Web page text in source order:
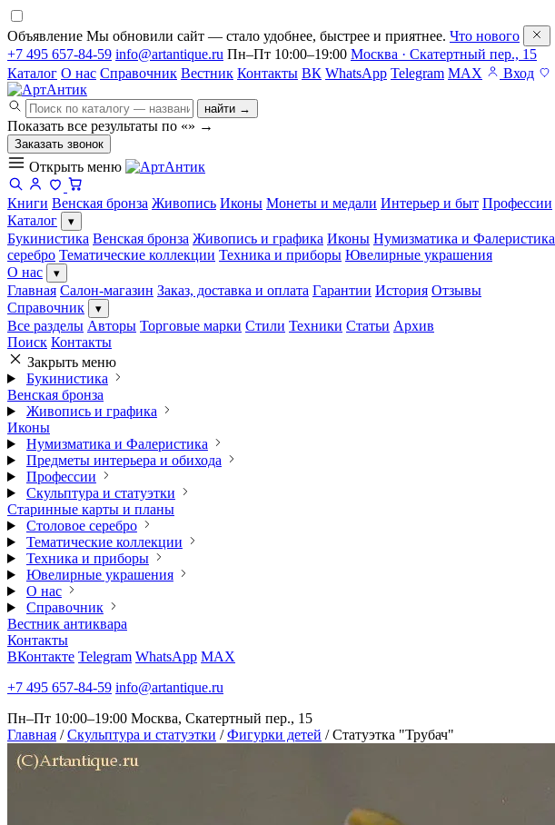
Объявление Мы обновили сайт — стало удобнее, быстрее и приятнее. Что нового
+7 495 657-84-59 info@artantique.ru Пн–Пт 10:00–19:00 Москва · Скатертный пер., 15
Каталог О нас Справочник Вестник Контакты ВК WhatsApp Telegram MAX Вход
найти →
Показать все результаты по «» →
Заказать звонок
Открыть меню
Книги Венская бронза Живопись Иконы Монеты и медали Интерьер и быт Профессии
Каталог
▾
Букинистика Венская бронза Живопись и графика Иконы Нумизматика и Фалеристика
серебро Тематические коллекции Техника и приборы Ювелирные украшения
О нас
▾
Главная Салон-магазин Заказ, доставка и оплата Гарантии История Отзывы
Справочник
▾
Все разделы Авторы Торговые марки Стили Техники Статьи Архив
Поиск Контакты
Закрыть меню
Букинистика
Венская бронза
Живопись и графика
Иконы
Нумизматика и Фалеристика
Предметы интерьера и обихода
Профессии
Скульптура и статуэтки
Старинные карты и планы
Столовое серебро
Тематические коллекции
Техника и приборы
Ювелирные украшения
О нас
Справочник
Вестник антиквара
Контакты
ВКонтакте Telegram WhatsApp MAX
+7 495 657-84-59 info@artantique.ru
Пн–Пт 10:00–19:00 Москва, Скатертный пер., 15
Главная / Скульптура и статуэтки / Фигурки детей / Статуэтка "Трубач"